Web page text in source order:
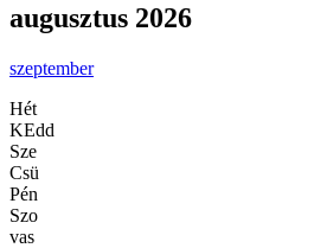
augusztus 2026
szeptember
Hét
KEdd
Sze
Csü
Pén
Szo
vas